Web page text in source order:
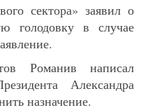
сектора» заявил о
голодовку в случае
Романив написал
Александра
назначение.